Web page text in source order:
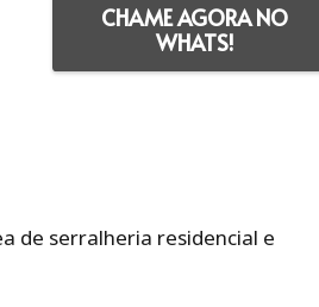
CHAME AGORA NO
WHATS!
de serralheria residencial e